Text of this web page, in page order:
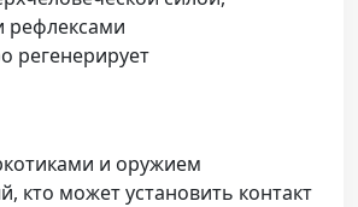
рефлексами
регенерирует
и оружием
кто может установить контакт